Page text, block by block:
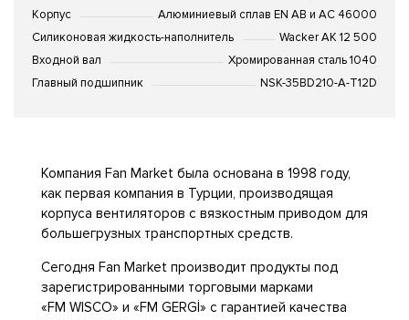
Корпус
Алюминиевый сплав EN AB и AC 46000
Силиконовая жидкость-наполнитель
Wacker AK 12 500
Входной вал
Хромированная сталь 1040
Главный подшипник
NSK-35BD210-A-T12D
Компания Fan Market была основана в 1998 году,
как первая компания в Турции, производящая
корпуса вентиляторов с вязкостным приводом для
большегрузных транспортных средств.
Сегодня Fan Market производит продукты под
зарегистрированными торговыми марками
«FM WISCO» и «FM GERGİ» с гарантией качества